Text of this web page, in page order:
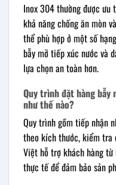
Inox 304 thường được ưu
khả năng chống ăn mòn
thể phù hợp ở một số
bẫy mỡ tiếp xúc nước và
lựa chọn an toàn hơn.
Quy trình đặt hàng
như thế nào?
Quy trình gồm tiếp nhận
theo kích thước, kiểm tra
Việt hỗ trợ khách hàng
thực tế để đảm bảo sản